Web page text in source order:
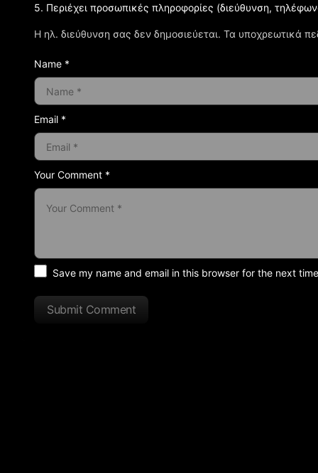
Η ηλ. διεύθυνση σας δεν δημοσιεύεται. Τα υποχρεωτικά
Your Comment *
5. Περιέχει προσωπικές πληροφορίες (διεύθυνση,
Name *
Email *
Save my name and email in this browser for the next
Submit Comment